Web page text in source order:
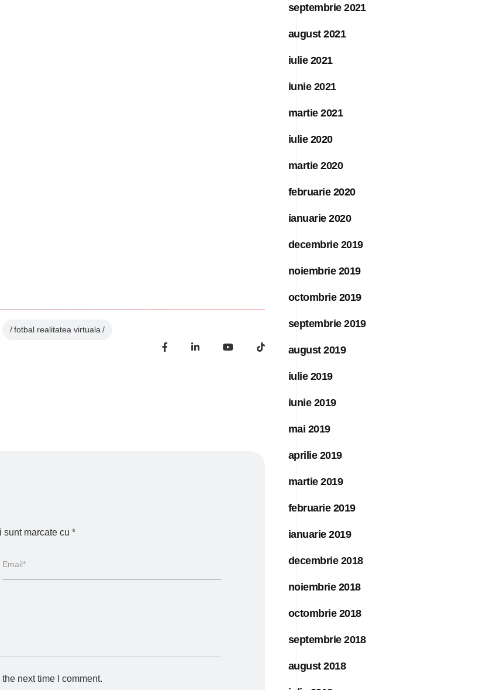
fotbal realitatea virtuala
marcate cu *
next time I comment.
septembrie 2021
august 2021
iulie 2021
iunie 2021
martie 2021
iulie 2020
martie 2020
februarie 2020
ianuarie 2020
decembrie 2019
noiembrie 2019
octombrie 2019
septembrie 2019
august 2019
iulie 2019
iunie 2019
mai 2019
aprilie 2019
martie 2019
februarie 2019
ianuarie 2019
decembrie 2018
noiembrie 2018
octombrie 2018
septembrie 2018
august 2018